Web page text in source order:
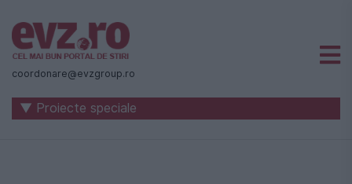
Știri
naționale
internaționale
coordonare@evzgroup.ro
▼ Proiecte speciale